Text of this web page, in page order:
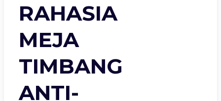
RAHASIA
MEJA
TIMBANG
ANTI-